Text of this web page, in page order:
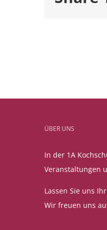
ÜBER UNS
In der 1A
Veranstaltungen
Lassen Sie uns
Wir freuen uns